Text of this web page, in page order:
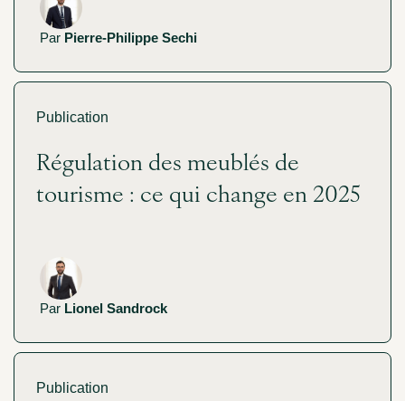
Par Pierre-Philippe Sechi
Publication
Régulation des meublés de
tourisme : ce qui change en 2025
Par Lionel Sandrock
Publication